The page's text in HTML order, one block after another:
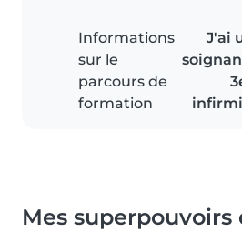
Informations
sur le
parcours de
formation
J'ai
Mes superpouvoirs